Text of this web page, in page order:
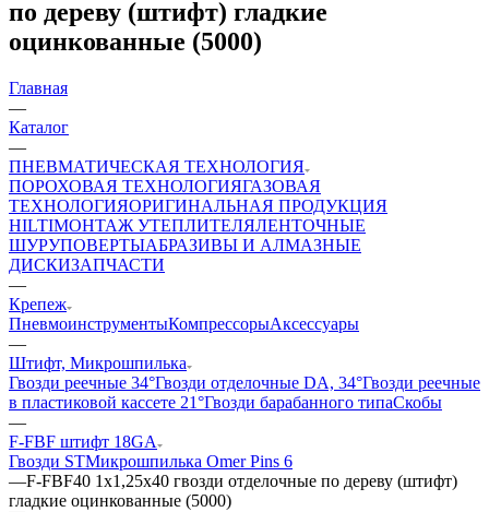
по дереву (штифт) гладкие
оцинкованные (5000)
Главная
—
Каталог
—
ПНЕВМАТИЧЕСКАЯ ТЕХНОЛОГИЯ
ПОРОХОВАЯ ТЕХНОЛОГИЯГАЗОВАЯ
ТЕХНОЛОГИЯОРИГИНАЛЬНАЯ ПРОДУКЦИЯ
HILTIМОНТАЖ УТЕПЛИТЕЛЯЛЕНТОЧНЫЕ
ШУРУПОВЕРТЫАБРАЗИВЫ И АЛМАЗНЫЕ
ДИСКИЗАПЧАСТИ
—
Крепеж
ПневмоинструментыКомпрессорыАксессуары
—
Штифт, Микрошпилька
Гвозди реечные 34°Гвозди отделочные DA, 34°Гвозди реечные
в пластиковой кассете 21°Гвозди барабанного типаСкобы
—
F-FBF штифт 18GA
Гвозди STМикрошпилька Omer Pins 6
—F-FBF40 1х1,25х40 гвозди отделочные по дереву (штифт)
гладкие оцинкованные (5000)